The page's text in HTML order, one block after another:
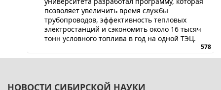
позволяет увеличить время службы
трубопроводов, эффективность тепловых
электростанций и сэкономить около 16 тысяч
тонн условного топлива в год на одной ТЭЦ.
578
НОВОСТИ СИБИРСКОЙ НАУКИ